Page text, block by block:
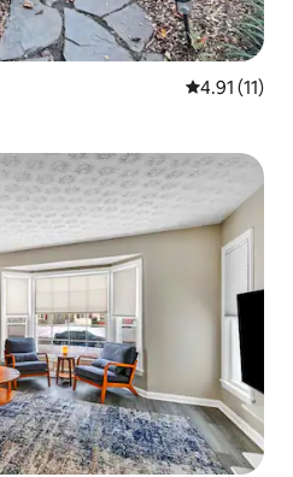
平均评分
4.91 (11)